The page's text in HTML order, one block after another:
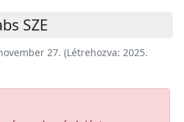
SZE
27. (Létrehozva: 2025.